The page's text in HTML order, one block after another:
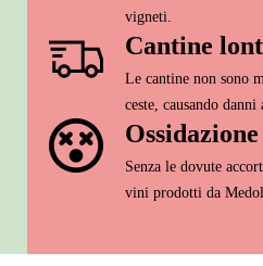
vigneti.
Cantine
Le cantine non sono
ceste, causando
Ossidazione
Senza le dovute
vini prodotti da